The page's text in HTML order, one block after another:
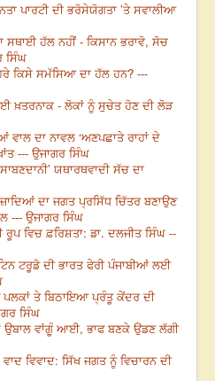
ਪਾਰਟੀ ਦੀ ਭਰੋਸੇਯੋਗਤਾ ’ਤੇ ਸਵਾਲੀਆ
ਹੱਲ ਨਹੀਂ - ਕਿਸਾਨ ਭਰਾਵੋ, ਸੋਚ
ਸਿੰਘ
ਕਿਸੇ ਸਮੱਸਿਆ ਦਾ ਹੱਲ ਹਨ? ---
ਖ਼ਤਰਨਾਕ - ਲੋਕਾਂ ਨੂੰ ਸੁਚੇਤ ਹੋਣ ਦੀ ਲੋੜ
ਦਾ ਨਾਵਲ ‘ਅਣਪਛਾਤੇ ਰਾਹਾਂ ਦੇ
--- ਉਜਾਗਰ ਸਿੰਘ
ਯਥਾਰਥਵਾਦੀ ਸੱਚ ਦਾ
ਦਾ ਜਗਤ ਪ੍ਰਸਿੱਧ ਚਿੱਤਰ ਬਣਾਉਣ
--- ਉਜਾਗਰ ਸਿੰਘ
ਰੂਪ ਵਿਚ ਫ਼ਰਿਸ਼ਤਾ: ਡਾ. ਦਲਜੀਤ ਸਿੰਘ --
ਟਰੂਡੋ ਦੀ ਭਾਰਤ ਫੇਰੀ ਪੰਜਾਬੀਆਂ ਲਈ
ਤੇ ਬਿਠਾਇਆ ਪ੍ਰੰਤੂ ਕੇਂਦਰ ਦੀ
ਸਿੰਘ
ਉਬਾਲ ਵਾਂਗੂੰ ਆਈ, ਭਾਫ ਬਣਕੇ ਉਡਣ ਲੱਗੀ
ਵਿਵਾਦ: ਸਿੱਖ ਜਗਤ ਨੂੰ ਵਿਚਾਰਨ ਦੀ